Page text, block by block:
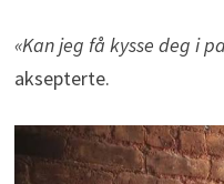
«Kan jeg få kysse deg i
aksepterte.